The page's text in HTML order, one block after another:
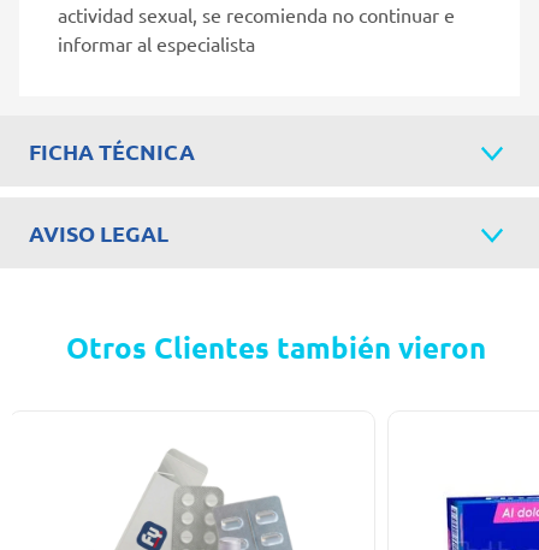
actividad sexual, se recomienda no continuar e
informar al especialista
FICHA TÉCNICA
AVISO LEGAL
Otros Clientes también vieron